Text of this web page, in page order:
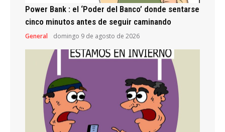
Power Bank : el ‘Poder del Banco’ donde sentarse
cinco minutos antes de seguir caminando
General domingo 9 de agosto de 2026